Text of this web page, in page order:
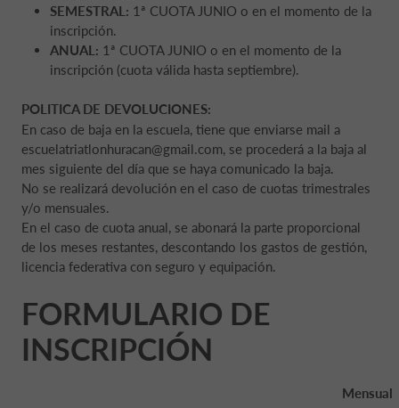
SEMESTRAL: 1ª CUOTA JUNIO o en el momento de la
inscripción.
ANUAL: 1ª CUOTA JUNIO o en el momento de la
inscripción (cuota válida hasta septiembre).
POLITICA DE DEVOLUCIONES:
En caso de baja en la escuela, tiene que enviarse mail a
escuelatriatlonhuracan@gmail.com, se procederá a la baja al
mes siguiente del día que se haya comunicado la baja.
No se realizará devolución en el caso de cuotas trimestrales
y/o mensuales.
En el caso de cuota anual, se abonará la parte proporcional
de los meses restantes, descontando los gastos de gestión,
licencia federativa con seguro y equipación.
FORMULARIO DE
INSCRIPCIÓN
Mensual